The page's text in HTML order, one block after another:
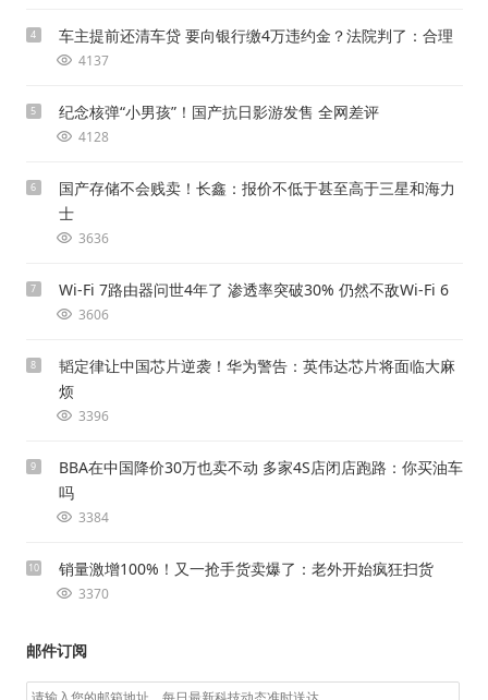
4 车主提前还清车贷 要向银行缴4万违约金？法院判了：合理
4137
5 纪念核弹“小男孩”！国产抗日影游发售 全网差评
4128
6
国产存储不会贱卖！长鑫：报价不低于甚至高于三星和海力
士
3636
7 Wi-Fi 7路由器问世4年了 渗透率突破30% 仍然不敌Wi-Fi 6
3606
8
韬定律让中国芯片逆袭！华为警告：英伟达芯片将面临大麻
烦
3396
9
BBA在中国降价30万也卖不动 多家4S店闭店跑路：你买油车
吗
3384
10 销量激增100%！又一抢手货卖爆了：老外开始疯狂扫货
3370
邮件订阅